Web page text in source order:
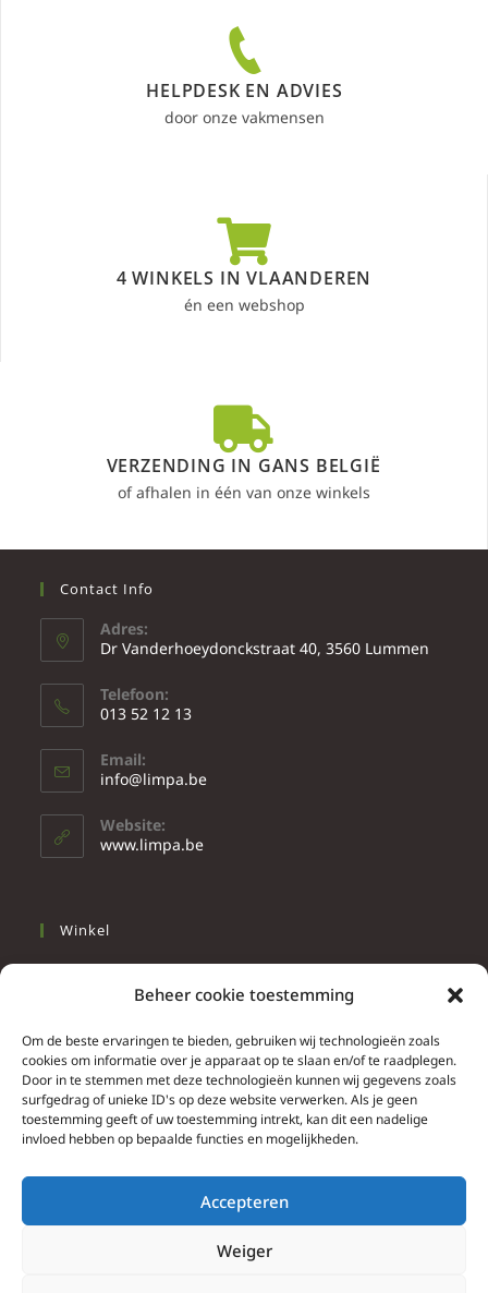
Beheer cookie toestemming
Om de beste ervaringen te bieden, gebruiken wij technologieën zoals
cookies om informatie over je apparaat op te slaan en/of te raadplegen.
Door in te stemmen met deze technologieën kunnen wij gegevens zoals
surfgedrag of unieke ID's op deze website verwerken. Als je geen
toestemming geeft of uw toestemming intrekt, kan dit een nadelige
invloed hebben op bepaalde functies en mogelijkheden.
Accepteren
Weiger
HELPDESK EN ADVIES
door onze vakmensen
4 WINKELS IN VLAANDEREN
én een webshop
VERZENDING IN GANS BELGIË
of afhalen in één van onze winkels
Contact Info
Adres:
Dr Vanderhoeydonckstraat 40, 3560 Lummen
Telefoon:
013 52 12 13
Email:
info@limpa.be
Website:
www.limpa.be
Winkel
Wonen
Info
Contacteer ons